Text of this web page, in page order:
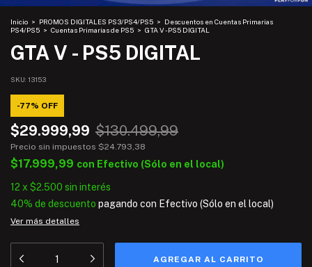
Inicio > PROMOS DIGITALES PS3/PS4/PS5 > Descuentos en Cuentas Primarias
PS4/PS5 > Cuentas Primarias de PS5 > GTA V - PS5 DIGITAL
GTA V - PS5 DIGITAL
SKU: 13153
-77% OFF
$29.999,99 $130.499,99
Precio sin impuestos $24.793,38
$17.999,99 con Efectivo (Sólo en el local)
12 x $2.500 sin interés
40% de descuento pagando con Efectivo (Sólo en el local)
Ver más detalles